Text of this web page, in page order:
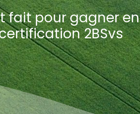
fait pour gagner en
2BSvs